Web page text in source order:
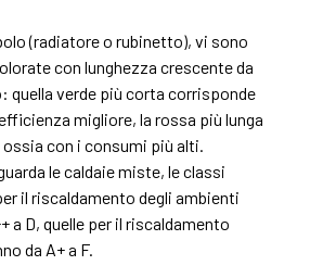
(radiatore o rubinetto), vi sono
con lunghezza crescente da
quella verde più corta corrisponde
migliore, la rossa più lunga
ossia con i consumi più alti.
le caldaie miste, le classi
il riscaldamento degli ambienti
a D, quelle per il riscaldamento
da A+ a F.